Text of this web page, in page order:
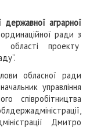
аграрної
ради з
області проекту
обласної ради
управління
співробітництва
Дмитро